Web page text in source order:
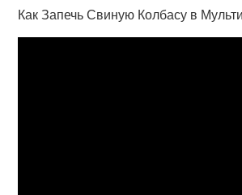
Как Запечь Свиную Колбасу в